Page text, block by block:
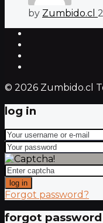
by Zumbido.cl
© 2026 Zumbido.cl
log in
log in
Forgot password?
forgot password